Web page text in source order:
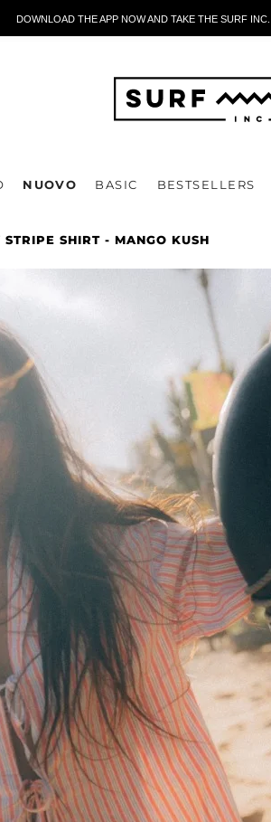
DOWNLOAD THE APP NOW AND TAKE THE SURF
NUOVO BASIC BESTSELLERS
STRIPE SHIRT - MANGO KUSH